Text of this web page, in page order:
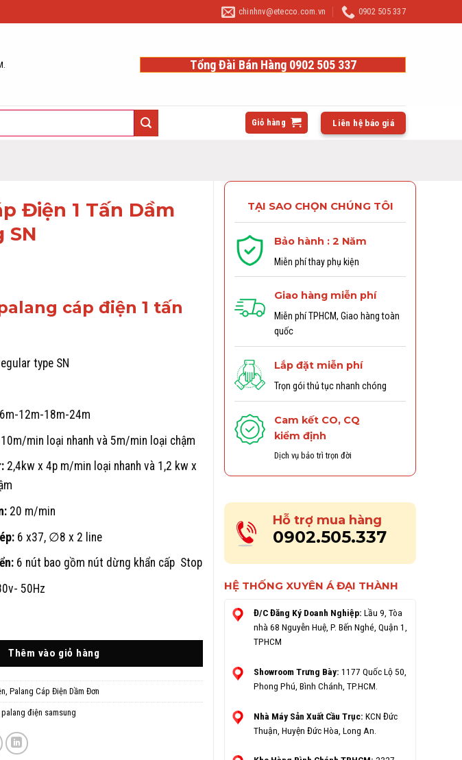
chinhnv@etecco.com.vn 0902 505 337
Tổng Đài Bán Hàng 0902 505 337
Giỏ hàng Liên hệ báo giá
TẠI SAO CHỌN CHÚNG TÔI
Bảo hành : 2 Năm
Miễn phí thay phụ kiện
Giao hàng miễn phí
Miễn phí TPHCM, Giao hàng toàn
quốc
Lắp đặt miễn phí
Trọn gói thủ tục nhanh chóng
Cam kết CO, CQ
kiểm định
Dịch vụ bảo trì trọn đời
Hỗ trợ mua hàng
0902.505.337
HỆ THỐNG XUYÊN Á ĐẠI THÀNH
Đ/C Đăng Ký Doanh Nghiệp: Lầu 9, Tòa
nhà 68 Nguyễn Huệ, P. Bến Nghé, Quận 1,
TPHCM
Showroom Trưng Bày: 1177 Quốc Lộ 50,
Phong Phú, Bình Chánh, TP.HCM.
Nhà Máy Sản Xuất Cầu Trục: KCN Đức
Thuận, Huyện Đức Hòa, Long An.
Điện 1 Tấn Dầm
SN
cáp điện 1 tấn
type SN
6m-12m-18m-24m
10m/min loại nhanh và 5m/min loại chậm
2,4kw x 4p m/min loại nhanh và 1,2 kw x
20 m/min
6 x37, ∅8 x 2 line
6 nút bao gồm nút dừng khẩn cấp Stop
50Hz
Đơn Dòng SN số lượng
Thêm vào giỏ hàng
, Palang Cáp Điện Dầm Đơn
palang điện samsung